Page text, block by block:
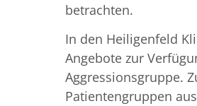
betrachten.
In den Heiligenfeld
Angebote zur
Aggressionsgruppe.
Patientengruppen